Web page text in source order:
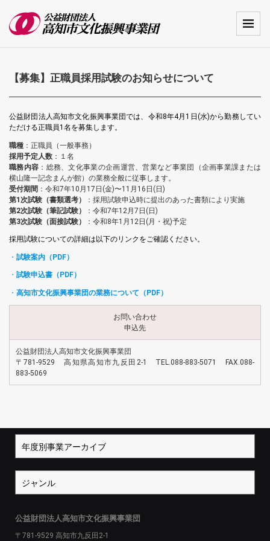
【募集】正職員採用試験のお知らせについて
公益財団法人高知市文化振興事業団では、令和8年4月1日(水)から勤務してい
ただける正職員1名を募集します。
職種 ：正職員（一般事務）
採用予定人数 ：１名
職務内容 ：総務、文化事業の企画運営、営業など事業団（企画事業課または
横山隆一記念まんが館）の業務全般に従事します。
受付期間 ：令和7年10月17日(金)〜11月16日(日)
第1次試験（書類選考）
：採用試験申込時に提出のあった書類により実施
第2次試験（筆記試験）
：令和7年12月7日(日)
第3次試験（面接試験）
：令和8年1月12日(月・祝)予定
採用試験についての詳細は以下のリンクをご確認ください。
・ 試験案内（PDF）
・ 試験申込書（PDF）
・ 高知市文化振興事業団の業務について（PDF）
お問い合わせ
申込先
公益財団法人高知市文化振興事業団
〒781-9529 高知県高知市九反田2-1 TEL.088-883-5071 FAX.088-
883-5069
公益財団法人高知市文化振興事業団
〒781-9529 高知市九反田2-1